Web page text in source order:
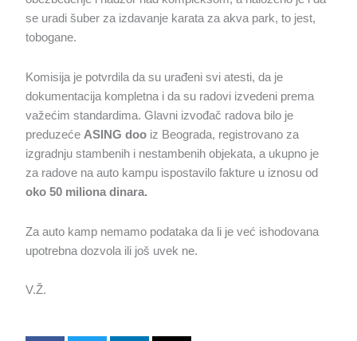
se uradi šuber za izdavanje karata za akva park, to jest,
tobogane.
Komisija je potvrdila da su urađeni svi atesti, da je
dokumentacija kompletna i da su radovi izvedeni prema
važećim standardima. Glavni izvođač radova bilo je
preduzeće ASING doo iz Beograda, registrovano za
izgradnju stambenih i nestambenih objekata, a ukupno je
za radove na auto kampu ispostavilo fakture u iznosu od
oko 50 miliona dinara.
Za auto kamp nemamo podataka da li je već ishodovana
upotrebna dozvola ili još uvek ne.
V.Ž.